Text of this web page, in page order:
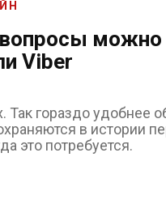
можно
Viber
гораздо удобнее
в истории
это потребуется.